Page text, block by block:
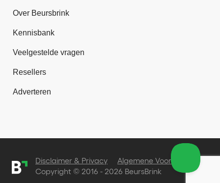
Over Beursbrink
Kennisbank
Veelgestelde vragen
Resellers
Adverteren
Copyright © 2016 - 2026 BeursBrink
Disclaimer & Privacy Algemene Voorwaarden